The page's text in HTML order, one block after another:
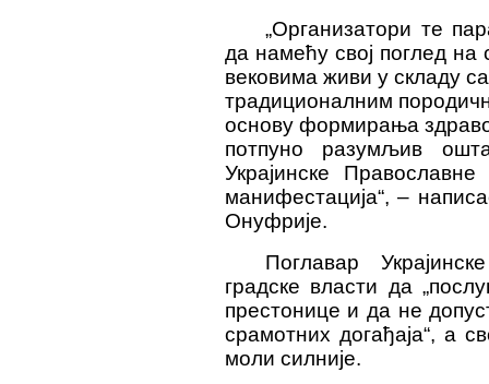
„Организатори те
да намећу свој поглед на
вековима живи у складу
традиционалним
основу формирања
потпуно разумљив
Украјинске
манифестација“, –
Онуфрије.
Поглавар
градске власти да
престонице и да не
срамотних догађаја“, а
моли силније.